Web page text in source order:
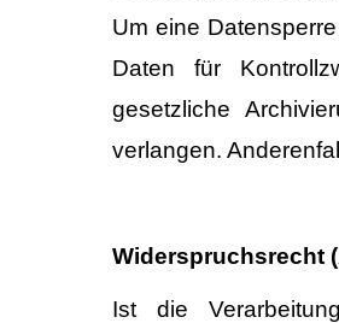
Um eine
Daten für
gesetzliche
verlangen.
Widerspruchsrecht (
Ist die